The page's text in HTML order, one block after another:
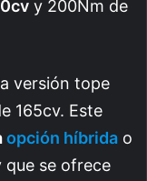
y 200Nm de
versión tope
165cv. Este
opción híbrida o
que se ofrece